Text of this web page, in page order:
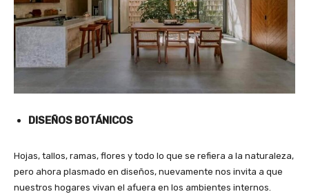
DISEÑOS BOTÁNICOS
Hojas, tallos, ramas, flores y todo lo que se refiera a la naturaleza,
pero ahora plasmado en diseños, nuevamente nos invita a que
nuestros hogares vivan el afuera en los ambientes internos.